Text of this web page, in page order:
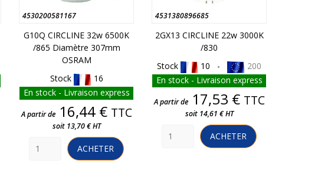
4530200581167
G10Q CIRCLINE 32w 6500K
/865 Diamètre 307mm
OSRAM
Stock
16
En stock - Livraison express
Prix
A partir de 16,44 € TTC
soit 13,70 € HT
ACHETER
4531380896685
2GX13 CIRCLINE 22w 3000K
/830
Stock
10 -
200
En stock - Livraison express
Prix
A partir de 17,53 € TTC
soit 14,61 € HT
ACHETER